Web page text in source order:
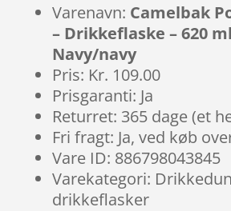
Varenavn: Camelbak
– Drikkeflaske – 620
Navy/navy
Pris: Kr. 109.00
Prisgaranti: Ja
Returret: 365 dage (et
Fri fragt: Ja, ved køb
Vare ID: 886798043845
Varekategori:
drikkeflasker